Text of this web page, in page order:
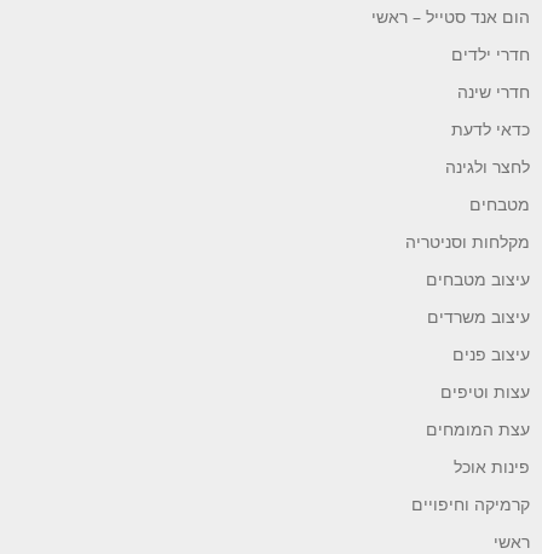
הום אנד סטייל – ראשי
חדרי ילדים
חדרי שינה
כדאי לדעת
לחצר ולגינה
מטבחים
מקלחות וסניטריה
עיצוב מטבחים
עיצוב משרדים
עיצוב פנים
עצות וטיפים
עצת המומחים
פינות אוכל
קרמיקה וחיפויים
ראשי